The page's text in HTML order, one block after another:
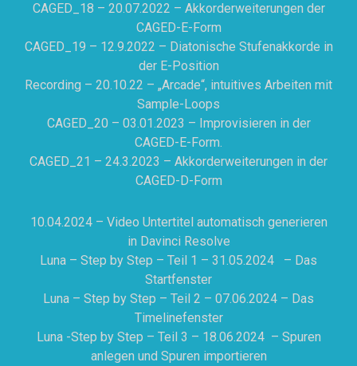
CAGED_18 – 20.07.2022 – Akkorderweiterungen der
CAGED-E-Form
CAGED_19 – 12.9.2022 – Diatonische Stufenakkorde in
der E-Position
Recording – 20.10.22 – „Arcade“, intuitives Arbeiten mit
Sample-Loops
CAGED_20 – 03.01.2023 – Improvisieren in der
CAGED-E-Form.
CAGED_21 – 24.3.2023 – Akkorderweiterungen in der
CAGED-D-Form
10.04.2024 – Video Untertitel automatisch generieren
in Davinci Resolve
Luna – Step by Step – Teil 1 – 31.05.2024 – Das
Startfenster
Luna – Step by Step – Teil 2 – 07.06.2024 – Das
Timelinefenster
Luna -Step by Step – Teil 3 – 18.06.2024 – Spuren
anlegen und Spuren importieren